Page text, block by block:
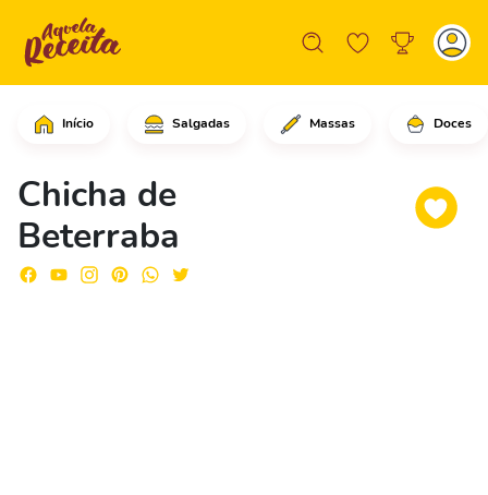
Início Salgadas Massas Doces
Chicha de
Beterraba
Comece cortando as beterrabas